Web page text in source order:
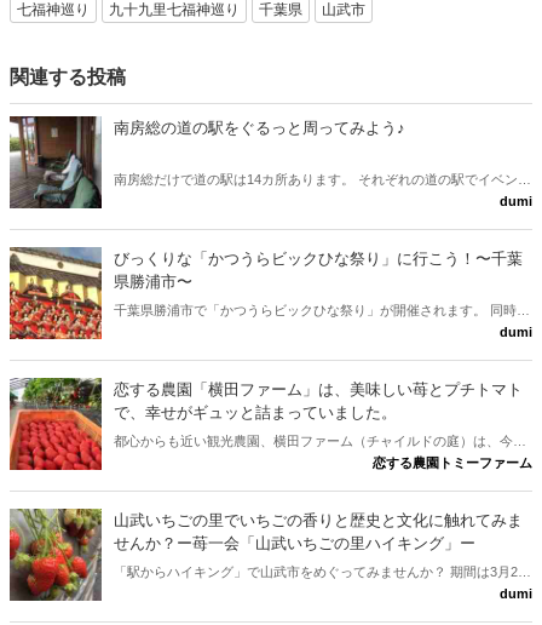
七福神巡り 九十九里七福神巡り 千葉県 山武市
関連する投稿
南房総の道の駅をぐるっと周ってみよう♪
南房総だけで道の駅は14カ所あります。 それぞれの道の駅でイベント
dumi
びっくりな「かつうらビックひな祭り」に行こう！〜千葉
県勝浦市〜
千葉県勝浦市で「かつうらビックひな祭り」が開催されます。 同時開
催されている御宿の「つるし雛めぐり」も見逃せません。 3月5日まで
dumi
恋する農園「横田ファーム」は、美味しい苺とプチトマト
で、幸せがギュッと詰まっていました。
都心からも近い観光農園、横田ファーム（チャイルドの庭）は、今が
旬の甘ーい苺でいっぱいです。 バリアフリーの苺園は、事前予約いた
宮IC」より車で約10分 ・外房線「鎌取駅」より車で約10分
恋する農園トミーファーム
山武いちごの里でいちごの香りと歴史と文化に触れてみま
せんか？ー苺一会「山武いちごの里ハイキング」ー
「駅からハイキング」で山武市をめぐってみませんか？ 期間は3月29
日（金）～3月31日（日）。特典ありますよ！！ 2019年3月30日には
dumi